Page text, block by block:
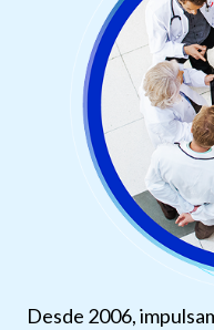
Desde 2006,